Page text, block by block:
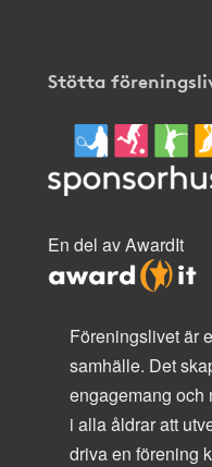
Stötta
En del av AwardIt
Föreningslivet är
samhälle. Det
engagemang och
i alla åldrar att
driva en förening